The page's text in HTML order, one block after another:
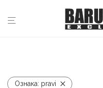
Ознака: pravi